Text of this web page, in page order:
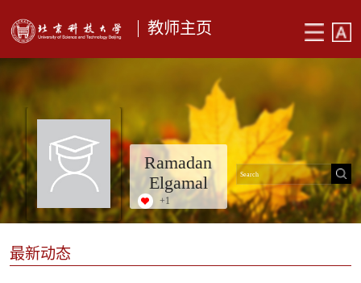
教师主页
Ramadan
Elgamal
+1
最新动态